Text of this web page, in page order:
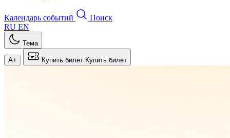
Календарь событий
Поиск
RU EN
Тема
A+ Купить билет Купить билет